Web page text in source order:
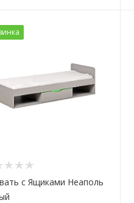
с Ящиками Неаполь